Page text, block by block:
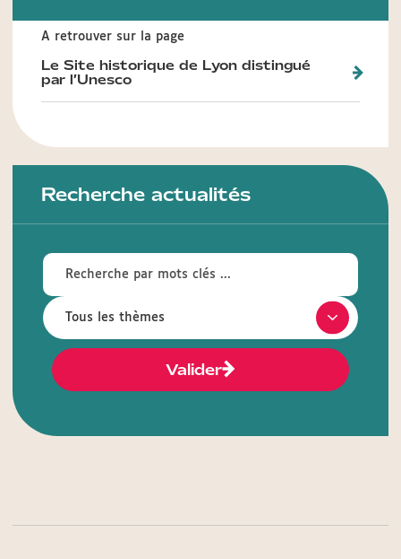
A retrouver sur la page
Le Site historique de Lyon distingué
par l’Unesco
Recherche actualités
Valider